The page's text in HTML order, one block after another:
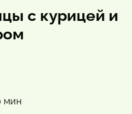
с курицей и
мин